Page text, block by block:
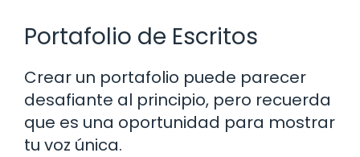
Portafolio de Escritos
Crear un portafolio puede parecer
desafiante al principio, pero recuerda
que es una oportunidad para mostrar
tu voz única.